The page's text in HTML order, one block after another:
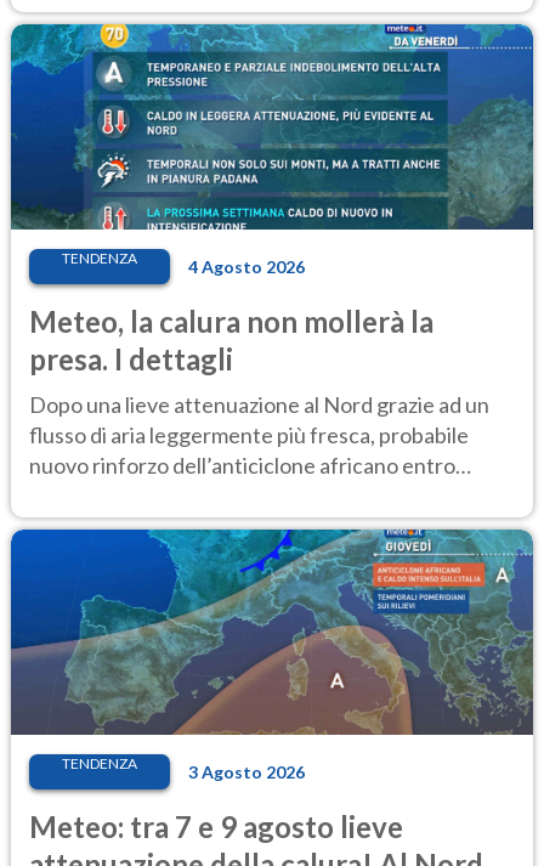
TENDENZA 4 Agosto 2026
Meteo, la calura non mollerà la
presa. I dettagli
Dopo una lieve attenuazione al Nord grazie ad un
flusso di aria leggermente più fresca, probabile
nuovo rinforzo dell’anticiclone africano entro
TENDENZA 3 Agosto 2026
Meteo: tra 7 e 9 agosto lieve